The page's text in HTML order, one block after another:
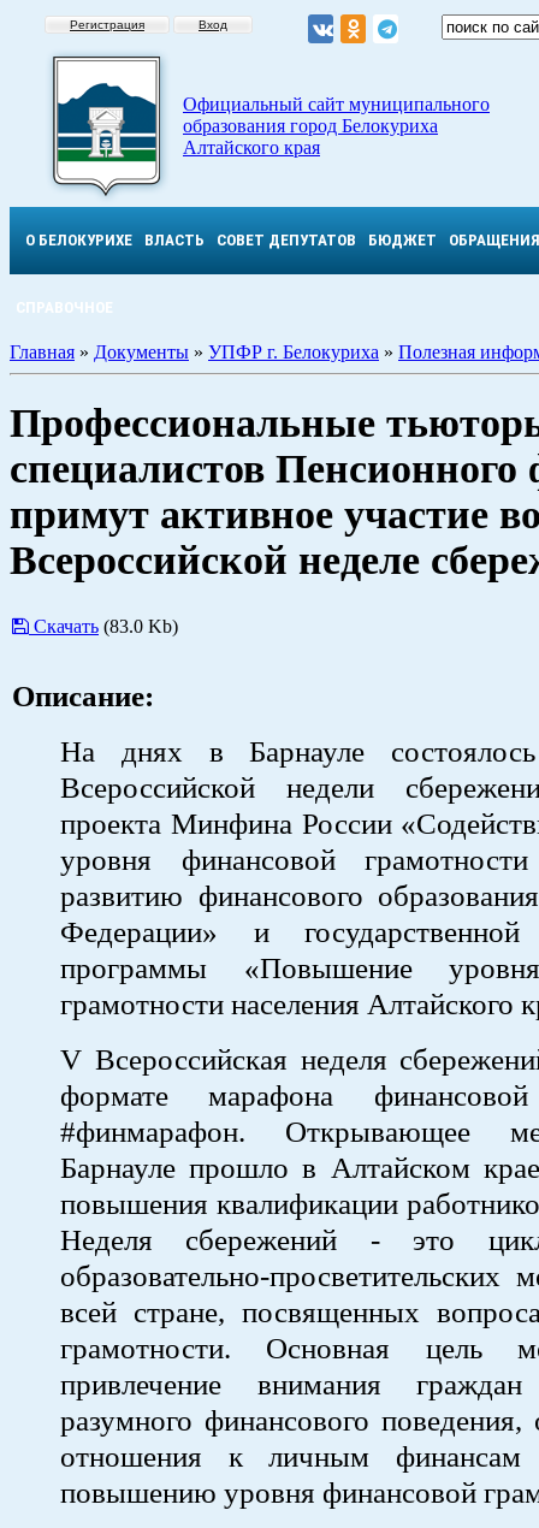
Регистрация Вход
Официальный сайт муниципального
образования город Белокуриха
Алтайского края
О БЕЛОКУРИХЕ ВЛАСТЬ СОВЕТ ДЕПУТАТОВ БЮДЖЕТ ОБРАЩЕНИЯ
СПРАВОЧНОЕ
Главная » Документы » УПФР г. Белокуриха » Полезная
Профессиональные
специалистов Пенсионного
примут активное участие
Всероссийской неделе
Скачать (83.0 Kb)
Описание:
На днях в Барнауле
Всероссийской недели
проекта Минфина России
уровня финансовой
развитию финансового
Федерации» и государственной
программы «Повышение
грамотности населения Алтайского
V Всероссийская неделя
формате марафона финансовой
#финмарафон. Открывающее
Барнауле прошло в Алтайском
повышения квалификации
Неделя сбережений - это
образовательно-просветительских
всей стране, посвященных
грамотности. Основная цель
привлечение внимания
разумного финансового поведения,
отношения к личным финансам
повышению уровня финансовой